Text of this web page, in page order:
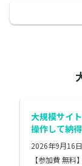
大規模サイ
操作して納
2026年9月16
【参加費 無料